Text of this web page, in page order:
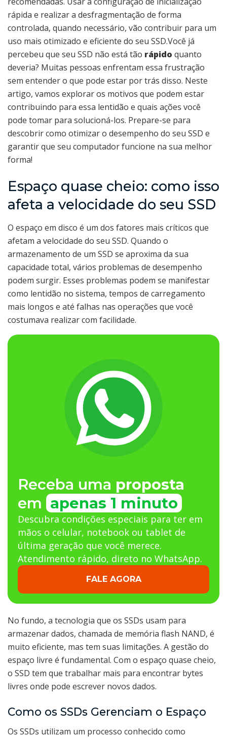
rápida e realizar a desfragmentação de forma
controlada, quando necessário, vão contribuir para um
uso mais otimizado e eficiente do seu SSD.Você já
percebeu que seu SSD não está tão rápido quanto
deveria? Muitas pessoas enfrentam essa frustração
sem entender o que pode estar por trás disso. Neste
artigo, vamos explorar os motivos que podem estar
contribuindo para essa lentidão e quais ações você
pode tomar para solucioná-los. Prepare-se para
descobrir como otimizar o desempenho do seu SSD e
garantir que seu computador funcione na sua melhor
forma!
Espaço quase cheio: como isso
afeta a velocidade do seu SSD
O espaço em disco é um dos fatores mais críticos que
afetam a velocidade do seu SSD. Quando o
armazenamento de um SSD se aproxima da sua
capacidade total, vários problemas de desempenho
podem surgir. Esses problemas podem se manifestar
como lentidão no sistema, tempos de carregamento
mais longos e até falhas nas operações que você
costumava realizar com facilidade.
Receba uma proposta
em apenas 1 minuto
Descubra condições especiais para ter em
mãos o celular, notebook ou tablet de
última geração que você merece.
Atendimento rápido, direto no WhatsApp.
FALE AGORA
No fundo, a tecnologia que os SSDs usam para
armazenar dados, chamada de memória flash NAND, é
muito eficiente, mas tem suas limitações. A gestão do
espaço livre é fundamental. Com o espaço quase cheio,
o SSD tem que trabalhar mais para encontrar bytes
livres onde pode escrever novos dados.
Como os SSDs Gerenciam o Espaço
Os SSDs utilizam um processo conhecido como